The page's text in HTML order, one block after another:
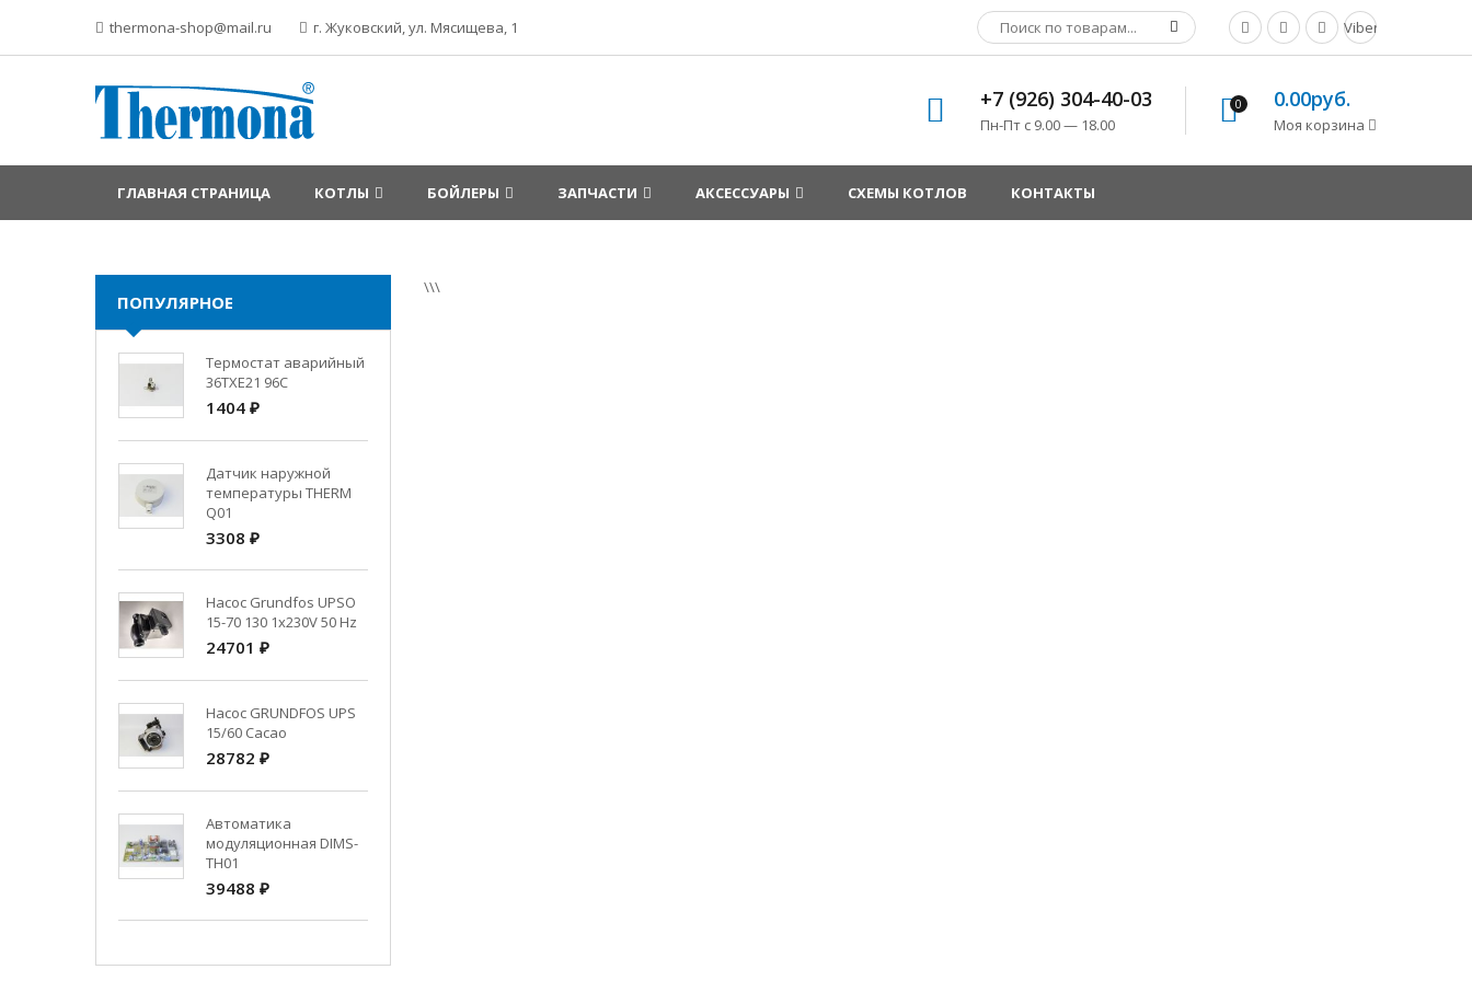
thermona-shop@mail.ru г. Жуковский, ул. Мясищева, 1 Viber
+7 (926) 304-40-03
Пн-Пт с 9.00 — 18.00
0 0.00руб.
Моя корзина
ГЛАВНАЯ СТРАНИЦА КОТЛЫ БОЙЛЕРЫ ЗАПЧАСТИ АКСЕССУАРЫ СХЕМЫ КОТЛОВ КОНТАКТЫ
\\\
ПОПУЛЯРНОЕ
Термостат аварийный
36TXE21 96C
1404 ₽
Датчик наружной
температуры THERM
Q01
3308 ₽
Насос Grundfos UPSO
15-70 130 1x230V 50 Hz
24701 ₽
Насос GRUNDFOS UPS
15/60 Cacao
28782 ₽
Автоматика
модуляционная DIMS-
TH01
39488 ₽